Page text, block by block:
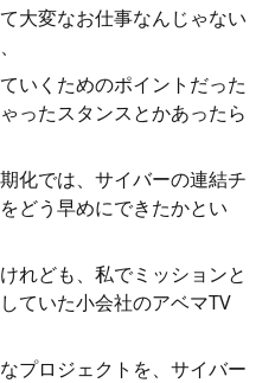
大変なお仕事なんじゃない
いくためのポイントだった
ったスタンスとかあったら
化では、サイバーの連結チ
どう早めにできたかとい
れども、私でミッションと
ていた小会社のアベマTV
プロジェクトを、サイバー